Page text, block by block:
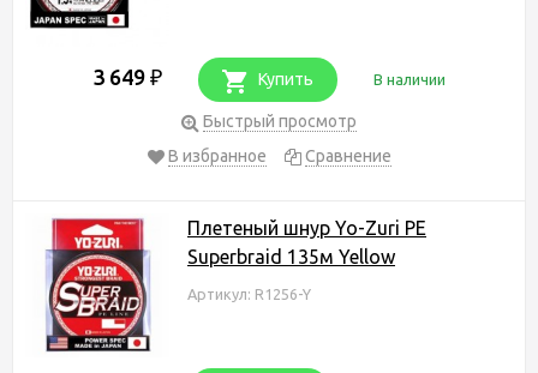
3 649 ₽ Купить В наличии
Быстрый просмотр
В избранное
Сравнение
Плетеный шнур Yo-Zuri PE
Superbraid 135м Yellow
Артикул: R1256-Y